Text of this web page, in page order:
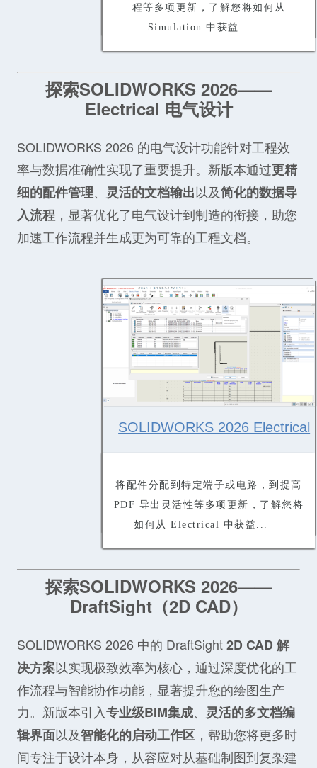
程等多项更新，了解您将如何从
Simulation 中获益...
探索SOLIDWORKS 2026——
Electrical 电气设计
SOLIDWORKS 2026 的电气设计功能针对工程效
率与数据准确性实现了重要提升。新版本通过更精
细的配件管理、 灵活的文档输出以及简化的数据导
入流程，显著优化了电气设计到制造的衔接，助您
加速工作流程并生成更为可靠的工程文档。
SOLIDWORKS 2026 Electrical
将配件分配到特定端子或电路，到提高
PDF 导出灵活性等多项更新，了解您将
如何从 Electrical 中获益...
探索SOLIDWORKS 2026——
DraftSight（2D CAD）
SOLIDWORKS 2026 中的 DraftSight2D CAD 解
决方案以实现极致效率为核心，通过深度优化的工
作流程与智能协作功能，显著提升您的绘图生产
力。新版本引入专业级BIM集成、 灵活的多文档编
辑界面以及智能化的启动工作区，帮助您将更多时
间专注于设计本身，从容应对从基础制图到复杂建